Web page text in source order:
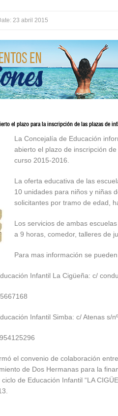
23 abril 2015
el plazo para la inscripción de las plazas de
La Concejalía de Educación
abierto el plazo de inscripción
curso 2015-2016.
La oferta educativa de las
10 unidades para niños y niñas
solicitantes por tramo de edad,
Los servicios de ambas
a 9 horas, comedor, talleres de
Para mas información se
Infantil La Cigüeña: c/
Infantil Simba: c/ Atenas s/nº
el convenio de colaboración
de Dos Hermanas para la
de Educación Infantil “LA